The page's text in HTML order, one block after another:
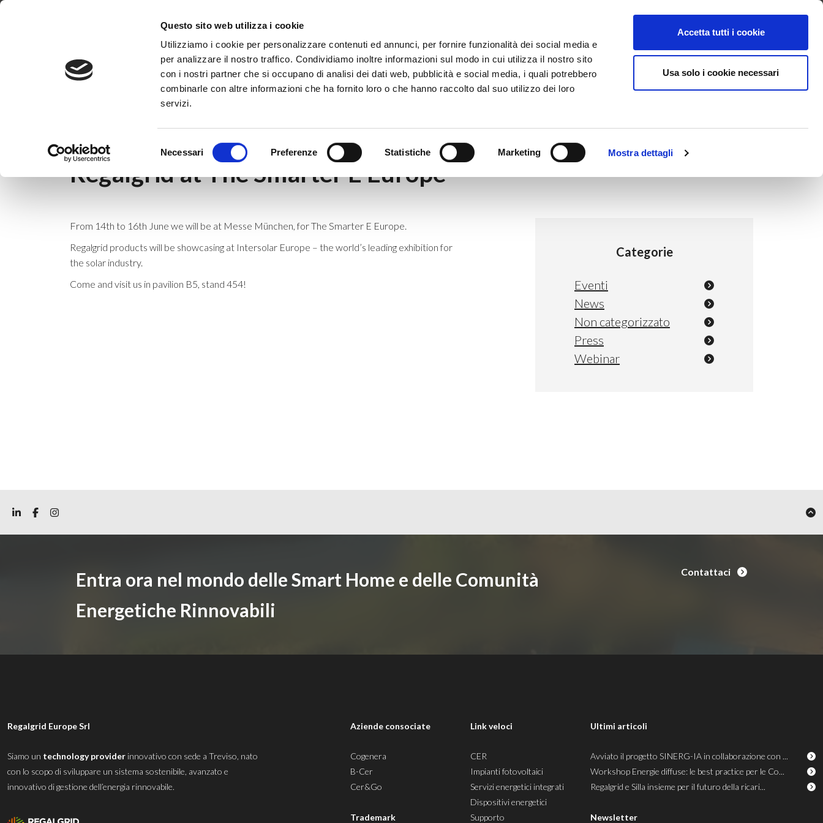
Questo sito web utilizza i cookie
Utilizziamo i cookie per personalizzare contenuti ed annunci, per fornire funzionalità dei social media e
per analizzare il nostro traffico. Condividiamo inoltre informazioni sul modo in cui utilizza il nostro sito
con i nostri partner che si occupano di analisi dei dati web, pubblicità e social media, i quali potrebbero
combinarle con altre informazioni che ha fornito loro o che hanno raccolto dal suo utilizzo dei loro
servizi.
del
Necessari Preferenze Statistiche Marketing Mostra dettagli
Accetta tutti i cookie
Usa solo i cookie necessari
Supporto Apri ticket Scarica l’APP
News & Eventi |
29 maggio 2023
Regalgrid at The Smarter E Europe
From 14th to 16th June we will be at Messe München, for The Smarter E Europe.
Regalgrid products will be showcasing at Intersolar Europe – the world’s leading exhibition for
the solar industry.
Come and visit us in pavilion B5, stand 454!
Categorie
Eventi
News
Non categorizzato
Press
Webinar
Entra ora nel mondo delle Smart Home e delle Comunità
Energetiche Rinnovabili
Contattaci
Regalgrid Europe Srl
Siamo un technology provider innovativo con sede a Treviso, nato
con lo scopo di sviluppare un sistema sostenibile, avanzato e
innovativo di gestione dell’energia rinnovabile.
Aziende consociate
Cogenera
B-Cer
Cer&Go
Trademark
Link veloci
CER
Impianti fotovoltaici
Servizi energetici integrati
Dispositivi energetici
Supporto
Ultimi articoli
Avviato il progetto SINERG-IA in collaborazione con ...
Workshop Energie diffuse: le best practice per le Co...
Regalgrid e Silla insieme per il futuro della ricari...
Newsletter